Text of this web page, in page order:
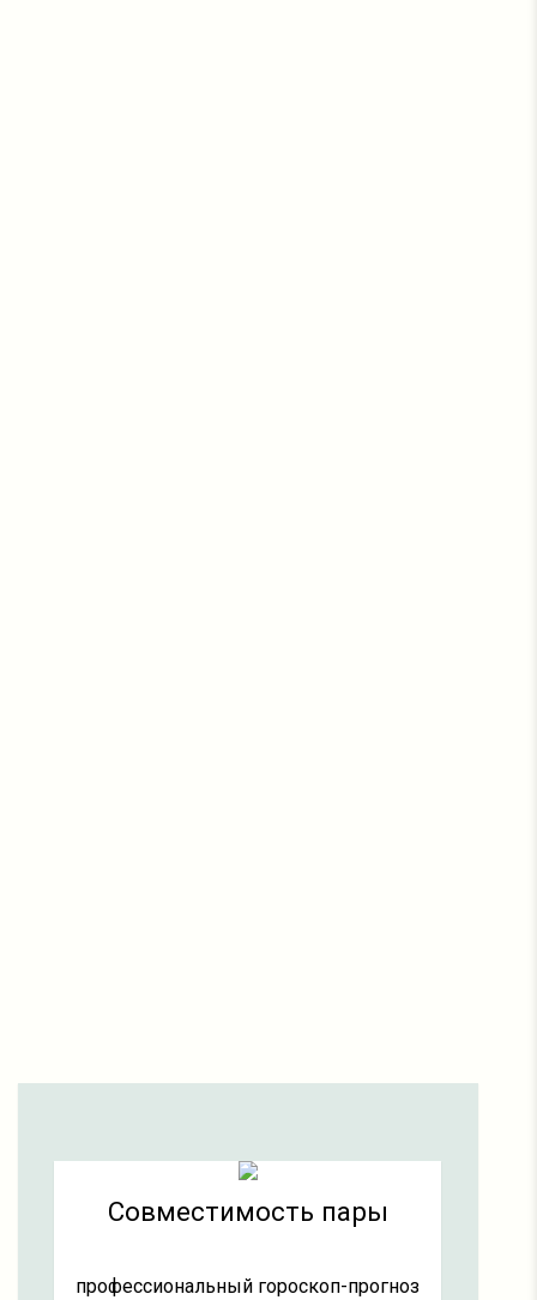
Совместимость пары
профессиональный гороскоп-прогноз